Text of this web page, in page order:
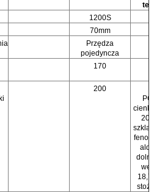
1200S
70mm
Przędza
pojedyncza
170
200